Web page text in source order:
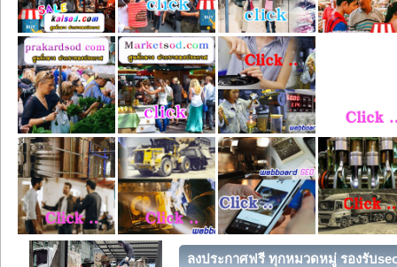
ลงประกาศฟรี ทุกหมวดหมู่ รองรับ